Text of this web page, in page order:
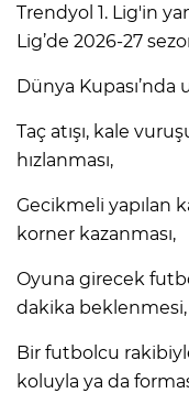
Trendyol 1. Lig'in
Lig’de 2026-27
Dünya
Taç atışı, kale
hızlanması,
Gecikmeli yapılan
korner kazanması,
Oyuna girecek
dakika beklenmesi,
Bir futbolcu
koluyla ya da